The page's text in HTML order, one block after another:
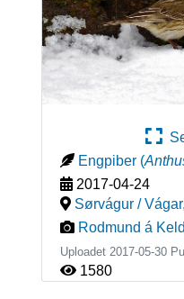
Engpiber (
2017-04-24
Sørvágur / Vágar,
Rodmund á
Uploadet 2017-05-30
1580